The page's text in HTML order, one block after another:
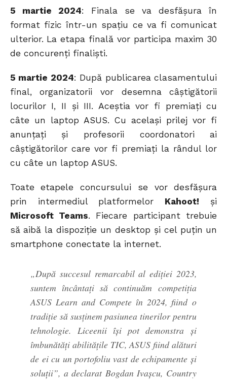
5 martie 2024: Finala se va desfășura în
format fizic într-un spațiu ce va fi comunicat
ulterior. La etapa finală vor participa maxim 30
de concurenți finaliști.
5 martie 2024: După publicarea clasamentului
final, organizatorii vor desemna câștigătorii
locurilor I, II și III. Aceștia vor fi premiați cu
câte un laptop ASUS. Cu același prilej vor fi
anunțați și profesorii coordonatori ai
câștigătorilor care vor fi premiați la rândul lor
cu câte un laptop ASUS.
Toate etapele concursului se vor desfășura
prin intermediul platformelor Kahoot! și
Microsoft Teams. Fiecare participant trebuie
să aibă la dispoziție un desktop și cel puțin un
smartphone conectate la internet.
„După succesul remarcabil al ediției 2023,
suntem încântați să continuăm competiția
ASUS Learn and Compete în 2024, fiind o
tradiție să susținem pasiunea tinerilor pentru
tehnologie. Liceenii își pot demonstra și
îmbunătăți abilitățile TIC, ASUS fiind alături
de ei cu un portofoliu vast de echipamente și
soluții”, a declarat Bogdan Ivașcu, Country